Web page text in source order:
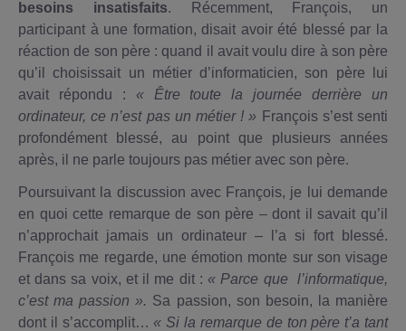
besoins insatisfaits. Récemment, François, un
participant à une formation, disait avoir été blessé par la
réaction de son père : quand il avait voulu dire à son père
qu’il choisissait un métier d’informaticien, son père lui
avait répondu : « Être toute la journée derrière un
ordinateur, ce n’est pas un métier ! » François s’est senti
profondément blessé, au point que plusieurs années
après, il ne parle toujours pas métier avec son père.
Poursuivant la discussion avec François, je lui demande
en quoi cette remarque de son père – dont il savait qu’il
n’approchait jamais un ordinateur – l’a si fort blessé.
François me regarde, une émotion monte sur son visage
et dans sa voix, et il me dit :« Parce que l’informatique,
c’est ma passion ». Sa passion, son besoin, la manière
dont il s’accomplit…« Si la remarque de ton père t’a tant